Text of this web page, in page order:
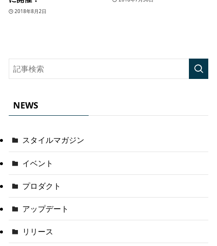
2018年8月2日
NEWS
スタイルマガジン
イベント
プロダクト
アップデート
リリース